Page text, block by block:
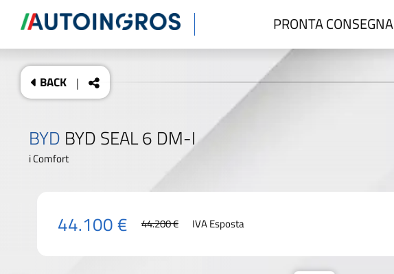
PRONTA CONSEGNA
BACK |
BYD BYD SEAL 6 DM-I
i Comfort
44.100 € 44.200 € IVA Esposta